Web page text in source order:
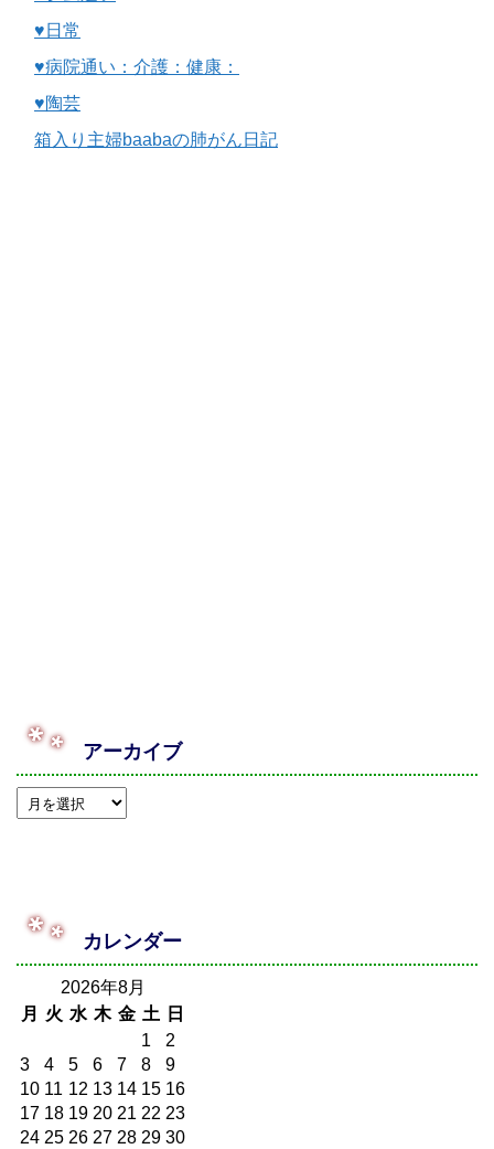
♥日常
♥病院通い：介護：健康：
♥陶芸
箱入り主婦baabaの肺がん日記
アーカイブ
カレンダー
2026年8月
月
火 水 木 金 土
日
1
2
3
4 5 6 7 8
9
10 11 12 13 14 15 16
17 18 19 20 21 22 23
24 25 26 27 28 29 30